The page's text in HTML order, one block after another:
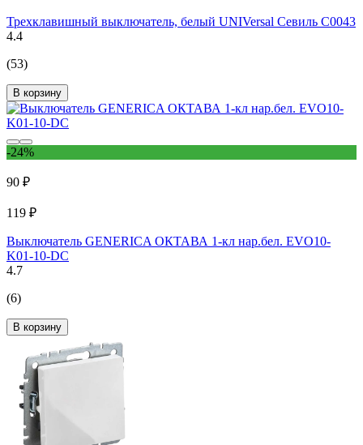
Трехклавишный выключатель, белый UNIVersal Севиль C0043
4.4
(53)
В корзину
-24%
90 ₽
119 ₽
Выключатель GENERICA ОКТАВА 1-кл нар.бел. EVO10-
K01-10-DC
4.7
(6)
В корзину